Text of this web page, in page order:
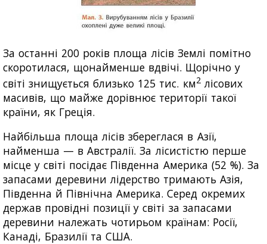
За останні 200 років площа лісів Землі помітно
скоротилася, щонайменше вдвічі. Щорічно у
світі знищується близько 125 тис. км2лісових
масивів, що майже дорівнює території такої
країни, як Греція.
Найбільша площа лісів збереглася в Азії,
найменша — в Австралії. За лісистістю перше
місце у світі посідає Південна Америка (52 %). За
запасами деревини лідерство тримають Азія,
Південна й Північна Америка. Серед окремих
держав провідні позиції у світі за запасами
деревини належать чотирьом країнам: Росії,
Канаді, Бразилії та США.